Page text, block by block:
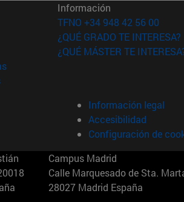
ventana)
ventana)
en nueva ventana)
(abre en nueva ventana)
(abre en nueva ventana)
Información
TFNO +34 948 42 56 00
¿QUÉ GRADO TE INTERESA?
¿QUÉ MÁSTER TE
Información legal
Accesibilidad
Configuración de
Campus Madrid
Calle Marquesado de Sta.
28027 Madrid España